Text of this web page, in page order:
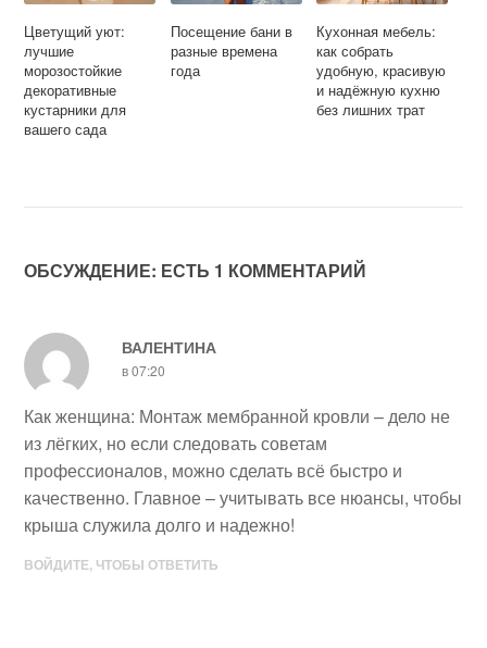
Цветущий уют:
лучшие
морозостойкие
декоративные
кустарники для
вашего сада
Посещение бани в
разные времена
года
Кухонная мебель:
как собрать
удобную, красивую
и надёжную кухню
без лишних трат
ОБСУЖДЕНИЕ: ЕСТЬ 1 КОММЕНТАРИЙ
ВАЛЕНТИНА
в 07:20
Как женщина: Монтаж мембранной кровли – дело не
из лёгких, но если следовать советам
профессионалов, можно сделать всё быстро и
качественно. Главное – учитывать все нюансы, чтобы
крыша служила долго и надежно!
ВОЙДИТЕ, ЧТОБЫ ОТВЕТИТЬ